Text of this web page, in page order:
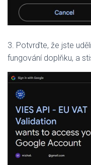
3. Potvrďte, že jste
fungování doplňku, a